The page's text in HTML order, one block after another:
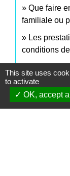
Que faire
familiale ou
Les
conditions
Et aussi
This site uses
to activate
OK, accept all